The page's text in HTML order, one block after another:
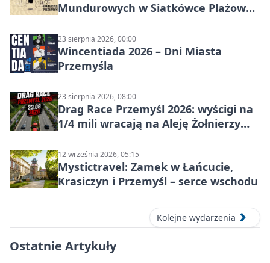
Mundurowych w Siatkówce Plażowej
23 sierpnia 2026, 00:00
Wincentiada 2026 – Dni Miasta
Przemyśla
23 sierpnia 2026, 08:00
Drag Race Przemyśl 2026: wyścigi na
1/4 mili wracają na Aleję Żołnierzy
12 września 2026, 05:15
Mystictravel: Zamek w Łańcucie,
Krasiczyn i Przemyśl – serce wschodu
Kolejne wydarzenia
Ostatnie Artykuły